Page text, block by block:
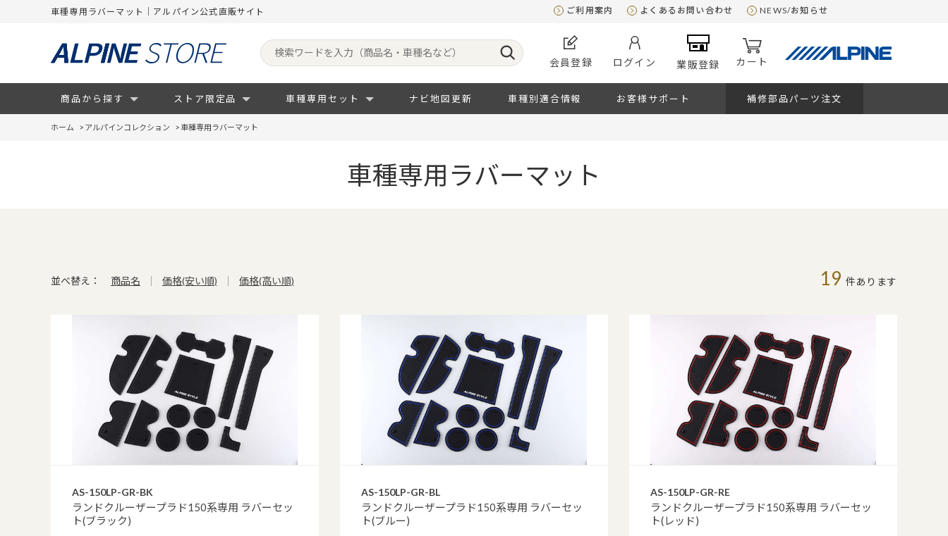
車種専用ラバーマット｜アルパイン公式直販サイト ご利用案内 よくあるお問い合わせ NEWS/お知らせ
会員登録 ログイン 業販登録 カート
商品から探す ストア限定品 車種専用セット ナビ地図更新 車種別適合情報 お客様サポート 補修部品パーツ注文
ホーム > アルパインコレクション >車種専用ラバーマット
車種専用ラバーマット
並べ替え： 商品名 価格(安い順) 価格(高い順) 19 件あります
AS-150LP-GR-BK
ランドクルーザープラド150系専用 ラバーセッ
ト(ブラック)
AS-150LP-GR-BL
ランドクルーザープラド150系専用 ラバーセッ
ト(ブルー)
AS-150LP-GR-RE
ランドクルーザープラド150系専用 ラバーセッ
ト(レッド)